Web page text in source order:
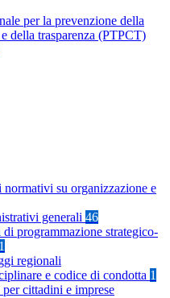
per la prevenzione della
della trasparenza (PTPCT)
su organizzazione e
generali 46
programmazione strategico-
1
regionali
e codice di condotta 1
cittadini e imprese